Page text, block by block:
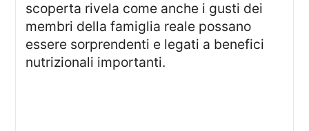
scoperta rivela come anche i gusti dei
membri della famiglia reale possano
essere sorprendenti e legati a benefici
nutrizionali importanti.